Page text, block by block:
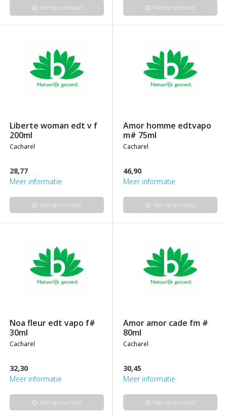
info Niet op voorraad info Niet op voorraad
liberte woman edt v f
200ml
cacharel
28,77
Meer informatie
info Niet op voorraad
amor homme edtvapo
m# 75ml
cacharel
46,90
Meer informatie
info Niet op voorraad
noa fleur edt vapo f#
30ml
cacharel
32,30
Meer informatie
info Niet op voorraad
amor amor cade fm #
80ml
cacharel
30,45
Meer informatie
info Niet op voorraad